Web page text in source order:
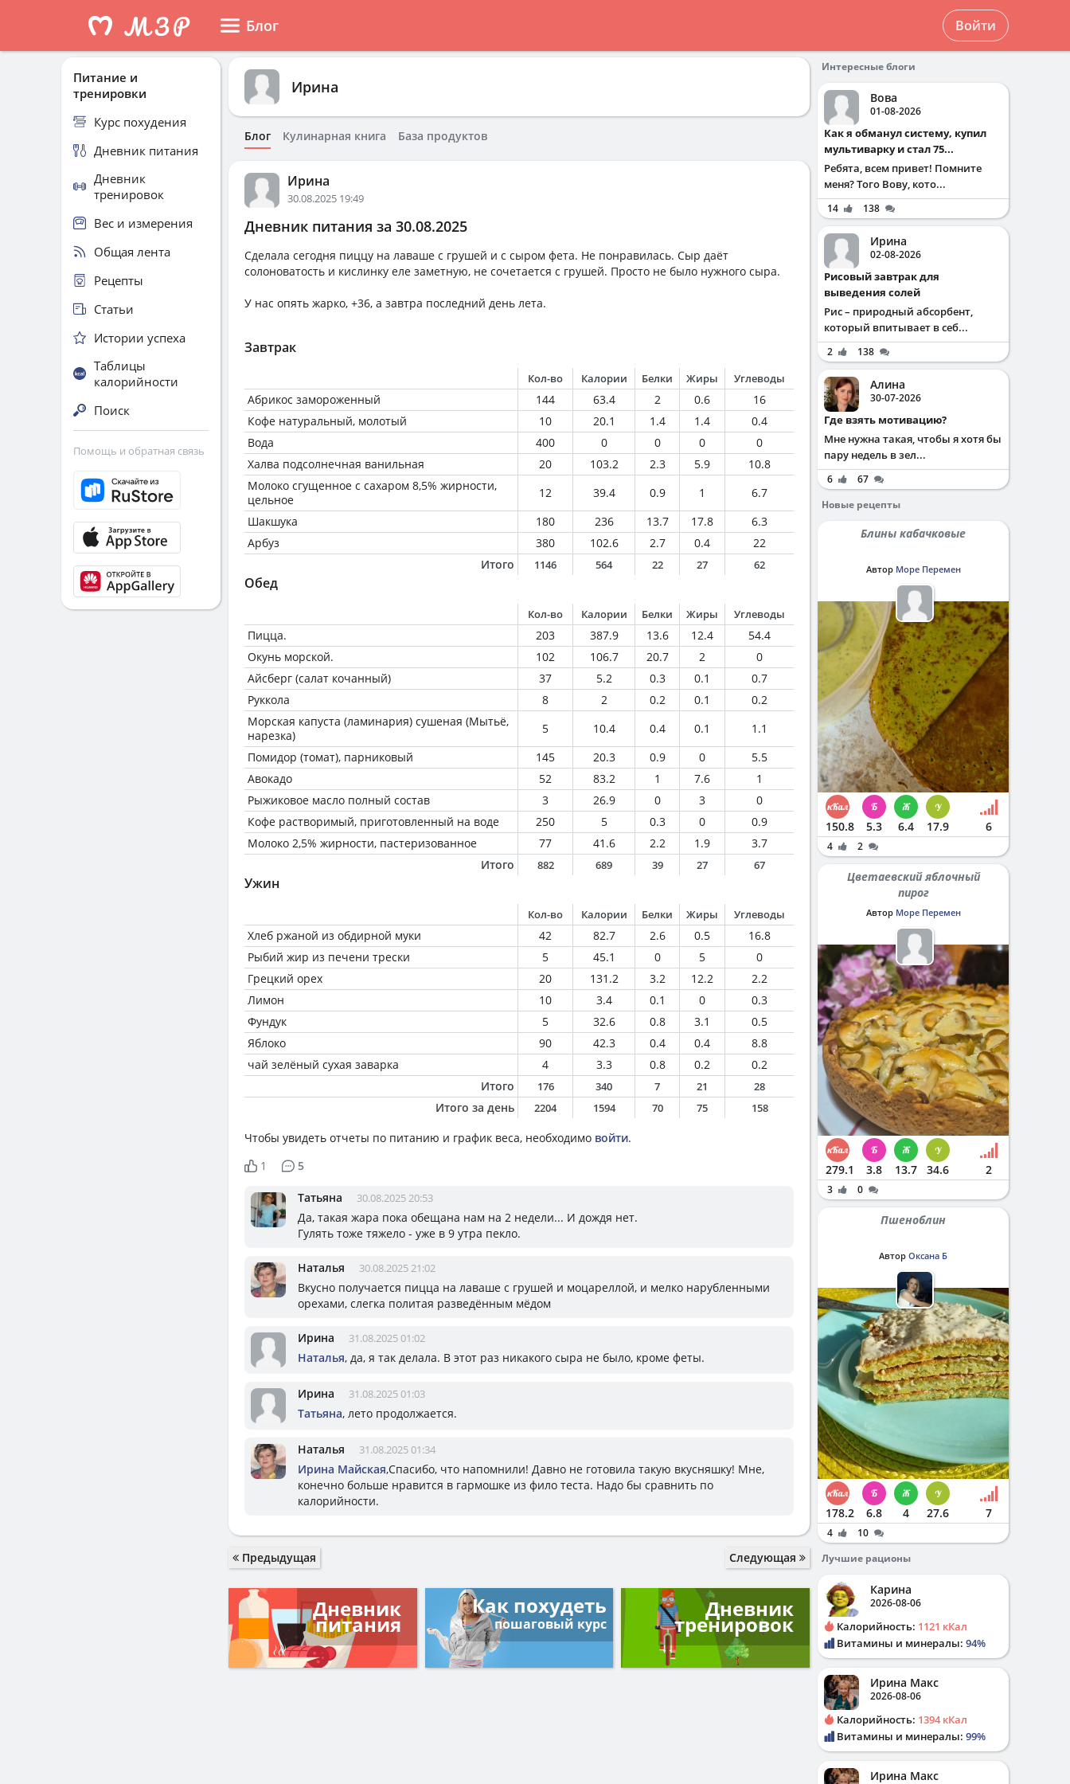
Блог Войти
Ирина
Блог Кулинарная книга База продуктов
Ирина
30.08.2025 19:49
Дневник питания за 30.08.2025
Сделала сегодня пиццу на лаваше с грушей и с сыром фета. Не понравилась. Сыр даёт
солоноватость и кислинку еле заметную, не сочетается с грушей. Просто не было нужного сыра.
У нас опять жарко, +36, а завтра последний день лета.
Завтрак
Кол-во Калории Белки Жиры Углеводы
Абрикос замороженный 144 63.4 2 0.6
16
Кофе натуральный, молотый
10 20.1 1.4 1.4
0.4
Вода
400 0 0 0
0
Халва подсолнечная ванильная
20 103.2 2.3 5.9
10.8
Молоко сгущенное с сахаром 8,5% жирности,
цельное
12 39.4 0.9 1
6.7
Шакшука
180 236 13.7 17.8
6.3
Арбуз
380 102.6 2.7 0.4
22
Итого
1146 564 22 27 62
Обед
Кол-во Калории Белки Жиры Углеводы
Пицца. 203 387.9 13.6 12.4
54.4
Окунь морской.
102 106.7 20.7 2
0
Айсберг (салат кочанный)
37 5.2 0.3 0.1
0.7
Руккола
8 2 0.2 0.1
0.2
Морская капуста (ламинария) сушеная (Мытьё,
нарезка)
5 10.4 0.4 0.1
1.1
Помидор (томат), парниковый
145 20.3 0.9 0
5.5
Авокадо
52 83.2 1 7.6
1
Рыжиковое масло полный состав
3 26.9 0 3
0
Кофе растворимый, приготовленный на воде
250 5 0.3 0
0.9
Молоко 2,5% жирности, пастеризованное
77 41.6 2.2 1.9
3.7
Итого
882 689 39 27 67
Ужин
Кол-во Калории Белки Жиры Углеводы
Хлеб ржаной из обдирной муки 42 82.7 2.6 0.5
16.8
Рыбий жир из печени трески
5 45.1 0 5
0
Грецкий орех
20 131.2 3.2 12.2
2.2
Лимон
10 3.4 0.1 0
0.3
Фундук
5 32.6 0.8 3.1
0.5
Яблоко
90 42.3 0.4 0.4
8.8
чай зелёный сухая заварка
4 3.3 0.8 0.2
0.2
Итого
176 340 7 21 28
Итого за день 2204 1594 70 75 158
Чтобы увидеть отчеты по питанию и график веса, необходимо войти.
1
5
Татьяна 30.08.2025 20:53
Да, такая жара пока обещана нам на 2 недели... И дождя нет.
Гулять тоже тяжело - уже в 9 утра пекло.
Наталья 30.08.2025 21:02
Вкусно получается пицца на лаваше с грушей и моцареллой, и мелко нарубленными
орехами, слегка политая разведённым мёдом
Ирина 31.08.2025 01:02
Наталья, да, я так делала. В этот раз никакого сыра не было, кроме феты.
Ирина 31.08.2025 01:03
Татьяна, лето продолжается.
Наталья 31.08.2025 01:34
Ирина Майская,Спасибо, что напомнили! Давно не готовила такую вкусняшку! Мне,
конечно больше нравится в гармошке из фило теста. Надо бы сравнить по
калорийности.
Предыдущая Следующая
Дневник
питания
Как похудеть
пошаговый курс
Дневник
тренировок
Питание и
тренировки
Курс похудения
Дневник питания
Дневник
тренировок
Вес и измерения
Общая лента
Рецепты
Статьи
Истории успеха
Таблицы
калорийности
Поиск
Помощь и обратная связь
Интересные блоги
Вова
01-08-2026
Как я обманул систему, купил
мультиварку и стал 75...
Ребята, всем привет! Помните
меня? Того Вову, кото...
14 138
Ирина
02-08-2026
Рисовый завтрак для
выведения солей
Рис – природный абсорбент,
который впитывает в себ...
2 138
Алина
30-07-2026
Где взять мотивацию?
Мне нужна такая, чтобы я хотя бы
пару недель в зел...
6
67
Новые рецепты
Блины кабачковые
Автор Море Перемен
150.8 5.3 6.4 17.9 6
4 2
Цветаевский яблочный
пирог
Автор Море Перемен
279.1 3.8 13.7 34.6 2
3 0
Пшеноблин
Автор Оксана Б
178.2 6.8 4 27.6 7
4
10
Лучшие рационы
Карина
2026-08-06
Калорийность: 1121 кКал
Витамины и минералы: 94%
Ирина Макс
2026-08-06
Калорийность: 1394 кКал
Витамины и минералы: 99%
Ирина Макс